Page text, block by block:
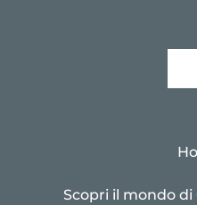
Scopri il mondo di